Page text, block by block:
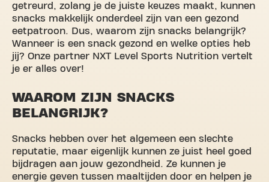
getreurd, zolang je de juiste keuzes maakt, kunnen
snacks makkelijk onderdeel zijn van een gezond
eetpatroon. Dus, waarom zijn snacks belangrijk?
Wanneer is een snack gezond en welke opties heb
jij? Onze partner NXT Level Sports Nutrition vertelt
je er alles over!
WAAROM ZIJN SNACKS
BELANGRIJK?
Snacks hebben over het algemeen een slechte
reputatie, maar eigenlijk kunnen ze juist heel goed
bijdragen aan jouw gezondheid. Ze kunnen je
energie geven tussen maaltijden door en helpen je